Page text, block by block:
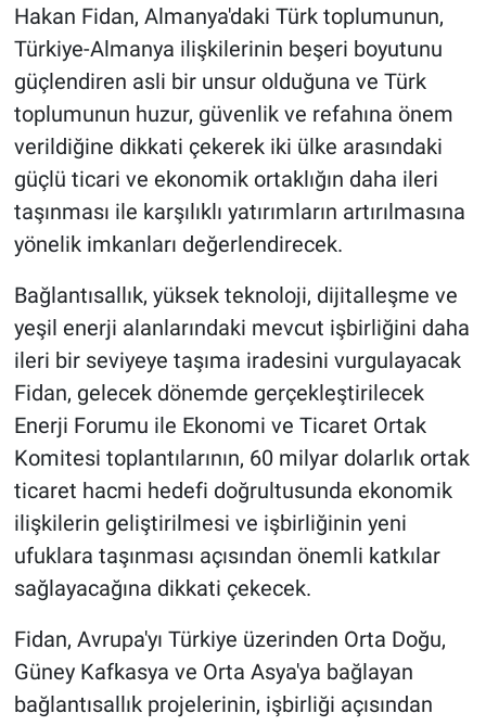
Hakan Fidan, Almanya'daki Türk toplumunun,
Türkiye-Almanya ilişkilerinin beşeri boyutunu
güçlendiren asli bir unsur olduğuna ve Türk
toplumunun huzur, güvenlik ve refahına önem
verildiğine dikkati çekerek iki ülke arasındaki
güçlü ticari ve ekonomik ortaklığın daha ileri
taşınması ile karşılıklı yatırımların artırılmasına
yönelik imkanları değerlendirecek.
Bağlantısallık, yüksek teknoloji, dijitalleşme ve
yeşil enerji alanlarındaki mevcut işbirliğini daha
ileri bir seviyeye taşıma iradesini vurgulayacak
Fidan, gelecek dönemde gerçekleştirilecek
Enerji Forumu ile Ekonomi ve Ticaret Ortak
Komitesi toplantılarının, 60 milyar dolarlık ortak
ticaret hacmi hedefi doğrultusunda ekonomik
ilişkilerin geliştirilmesi ve işbirliğinin yeni
ufuklara taşınması açısından önemli katkılar
sağlayacağına dikkati çekecek.
Fidan, Avrupa'yı Türkiye üzerinden Orta Doğu,
Güney Kafkasya ve Orta Asya'ya bağlayan
bağlantısallık projelerinin, işbirliği açısından